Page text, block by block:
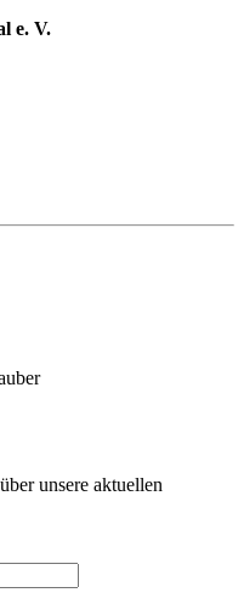
e. V.
unsere aktuellen